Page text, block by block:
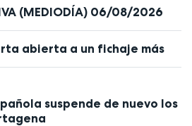
(MEDIODÍA) 06/08/2026
abierta a un fichaje más
suspende de nuevo los